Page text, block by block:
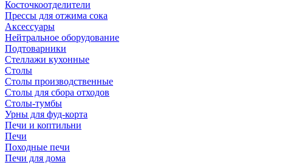
Косточкоотделители
Прессы для отжима сока
Аксессуары
Нейтральное оборудование
Подтоварники
Стеллажи кухонные
Столы
Столы производственные
Столы для сбора отходов
Столы-тумбы
Урны для фуд-корта
Печи и коптильни
Печи
Походные печи
Печи для дома